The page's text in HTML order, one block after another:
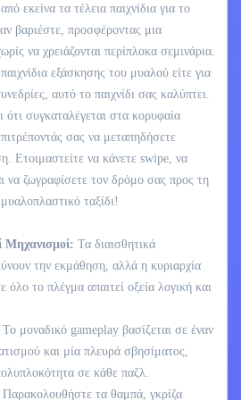
εκείνα τα τέλεια παιχνίδια για το
βαριέστε, προσφέροντας μια
να χρειάζονται περίπλοκα σεμινάρια.
εξάσκησης του μυαλού είτε για
αυτό το παιχνίδι σας καλύπτει.
ότι συγκαταλέγεται στα κορυφαία
σας να μεταπηδήσετε
Ετοιμαστείτε να κάνετε swipe, να
να ζωγραφίσετε τον δρόμο σας προς τη
ταξίδι!
Μηχανισμοί: Τα διαισθητικά
την εκμάθηση, αλλά η κυριαρχία
όλο το πλέγμα απαιτεί οξεία λογική και
Το μοναδικό gameplay βασίζεται σε έναν
και μία πλευρά σβησίματος,
σε κάθε παζλ.
Παρακολουθήστε τα θαμπά, γκρίζα